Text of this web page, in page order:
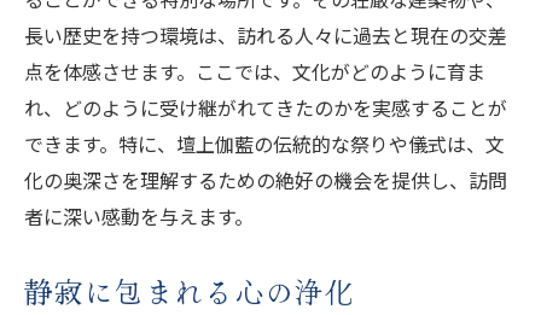
訪問者を魅了する建築の精髄
日常を忘れさせる壇上伽藍での特別な体験
日常から解放される瞬間
心を解き放つ特別な空間
壇上伽藍で得られる内なる静けさ
自然と調和する静寂の魅力
長い歴史を持つ環境は、訪れる人々に過去と現在の交差
点を体感させます。ここでは、文化がどのように育ま
れ、どのように受け継がれてきたのかを実感することが
できます。特に、壇上伽藍の伝統的な祭りや儀式は、文
化の奥深さを理解するための絶好の機会を提供し、訪問
者に深い感動を与えます。
静寂に包まれる心の浄化